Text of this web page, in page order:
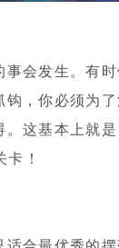
会发生。有
，你必须为
这基本上就
！